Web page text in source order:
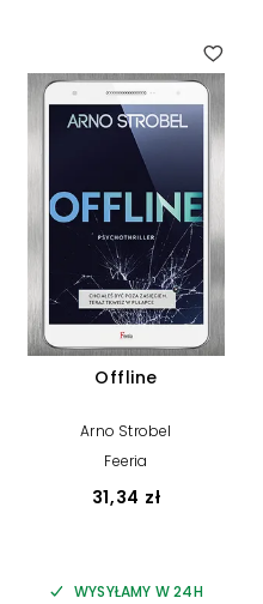
Offline
Arno Strobel
Feeria
31,34 zł
WYSYŁAMY W 24H